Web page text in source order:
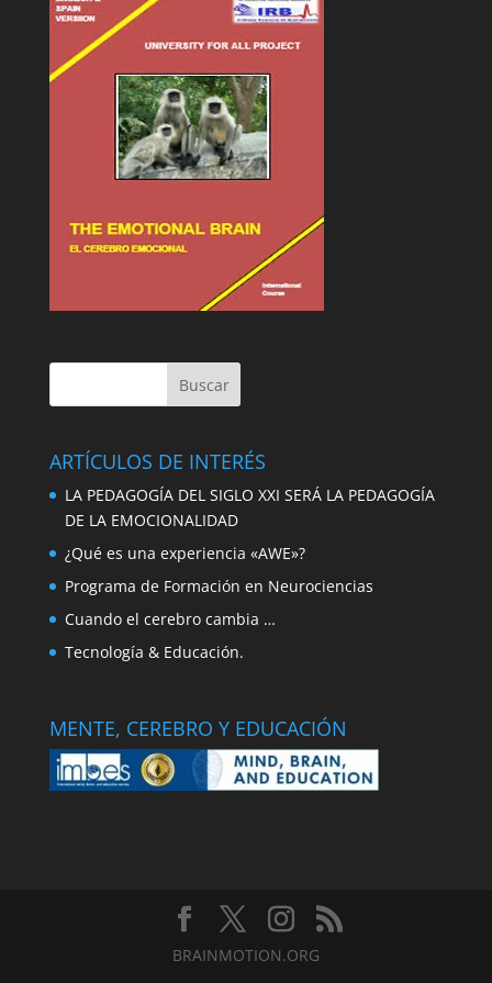
ARTÍCULOS DE INTERÉS
LA PEDAGOGÍA DEL SIGLO XXI SERÁ LA PEDAGOGÍA
DE LA EMOCIONALIDAD
¿Qué es una experiencia «AWE»?
Programa de Formación en Neurociencias
Cuando el cerebro cambia …
Tecnología & Educación.
MENTE, CEREBRO Y EDUCACIÓN
BRAINMOTION.ORG